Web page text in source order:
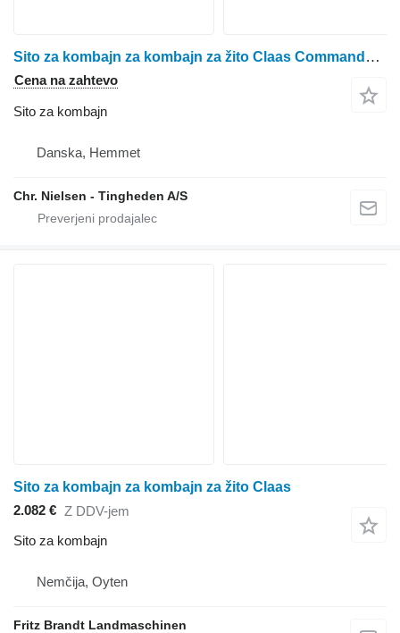
Sito za kombajn za kombajn za žito Claas Commandor 116 CS
Cena na zahtevo
Sito za kombajn
Danska, Hemmet
Chr. Nielsen - Tingheden A/S
Sito za kombajn za kombajn za žito Claas
2.082 € Z DDV-jem
Sito za kombajn
Nemčija, Oyten
Fritz Brandt Landmaschinen